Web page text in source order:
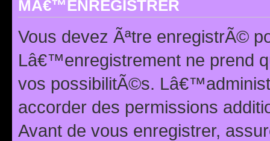
MÂ€™ENREGISTRER
Vous devez Ãªtre enregistrÃ©
Lâ€™enregistrement ne prend
vos possibilitÃ©s.
accorder des permissions
Avant de vous enregistrer,